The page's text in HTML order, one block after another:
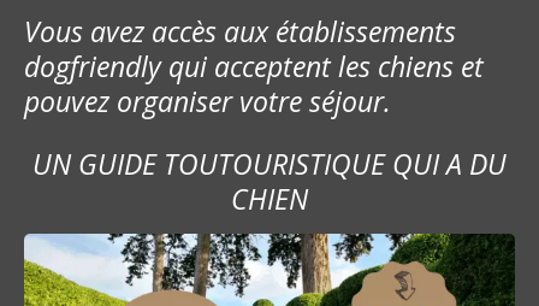
Vous avez accès aux établissements
dogfriendly qui acceptent les chiens et
pouvez organiser votre séjour.
UN GUIDE TOUTOURISTIQUE QUI A DU
CHIEN